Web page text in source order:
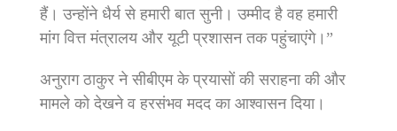
हैं। उन्होंने धैर्य से हमारी बात सुनी। उम्मीद है वह हमारी
मांग वित्त मंत्रालय और यूटी प्रशासन तक पहुंचाएंगे।”
अनुराग ठाकुर ने सीबीएम के प्रयासों की सराहना की और
मामले को देखने व हरसंभव मदद का आश्वासन दिया।